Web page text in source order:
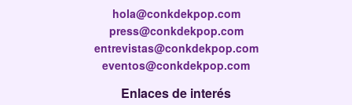
hola@conkdekpop.com
press@conkdekpop.com
entrevistas@conkdekpop.com
eventos@conkdekpop.com
Enlaces de interés